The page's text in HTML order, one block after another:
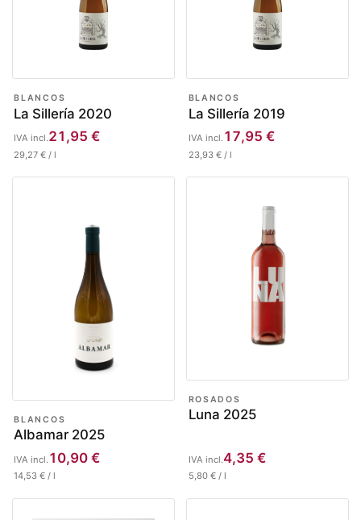
BLANCOS
La Sillería 2020
21,95 €
IVA incl.
29,27 € / l
BLANCOS
La Sillería 2019
17,95 €
IVA incl.
23,93€/ l
BLANCOS
Albamar 2025
10,90 €
IVA incl.
14,53 € / l
ROSADOS
Luna 2025
4,35 €
IVA incl.
5,80€/ l